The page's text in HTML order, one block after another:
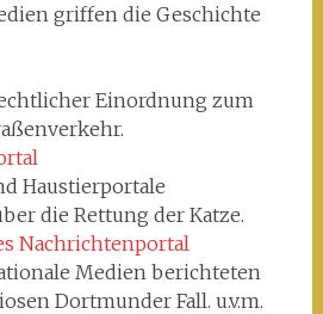
griffen die Geschichte
Einordnung zum
Haustierportale
die Rettung der Katze.
Nachrichtenportal
Medien berichteten
Dortmunder Fall. u.v.m.